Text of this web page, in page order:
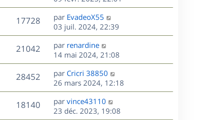
e
s
s
a
g
e
s
e
r
m
e
s
s
a
g
e
u
e
s
r
n
i
e
r
m
e
s
s
a
g
e
17728V
u
e
s
D
e
r
n
i
e
r
m
e
s
s
par EvadeoX55
03 juil. 2024, 22:39
21042V
u
e
s
D
e
r
n
i
e
r
m
par renardine
14 mai 2024, 21:08
28452V
u
D
e
r
n
i
par Cricri 38850
26 mars 2024, 12:18
18140V
D
e
par vince43110
23 déc. 2023, 19:08